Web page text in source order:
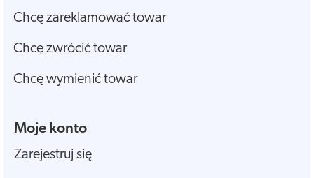
Chcę zareklamować towar
Chcę zwrócić towar
Chcę wymienić towar
Moje konto
Zarejestruj się